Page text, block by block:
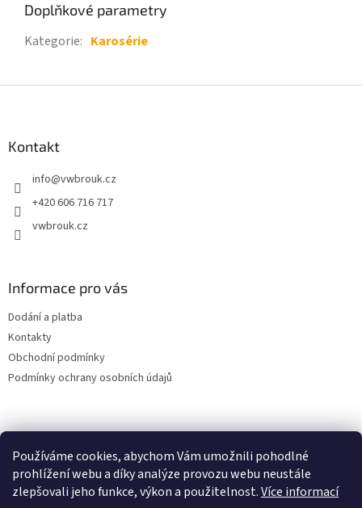
Používáme cookies, abychom Vám umožnili pohodlné
prohlížení webu a díky analýze provozu webu neustále
zlepšovali jeho funkce, výkon a použitelnost.Více informací
Doplňkové parametry
Kategorie: Karosérie
Kontakt
info@vwbrouk.cz
+420 606 716 717
vwbrouk.cz
Informace pro vás
Dodání a platba
Kontakty
Obchodní podmínky
Podmínky ochrany osobních údajů